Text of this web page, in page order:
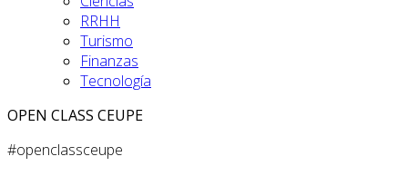
RRHH
Turismo
Finanzas
Tecnología
OPEN CLASS CEUPE
#openclassceupe